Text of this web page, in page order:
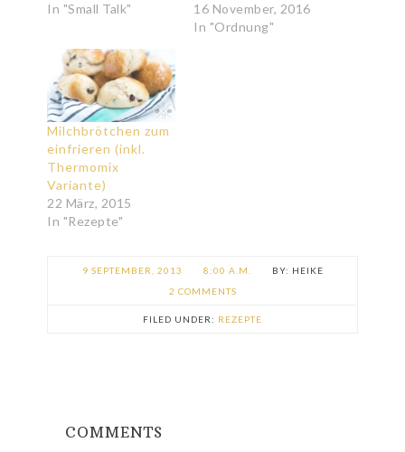
In "Small Talk"
16 November, 2016
In "Ordnung"
Milchbrötchen zum
einfrieren (inkl.
Thermomix
Variante)
22 März, 2015
In "Rezepte"
9 SEPTEMBER, 2013 8:00 A.M.
HEIKE
2 COMMENTS
FILED UNDER: REZEPTE
COMMENTS